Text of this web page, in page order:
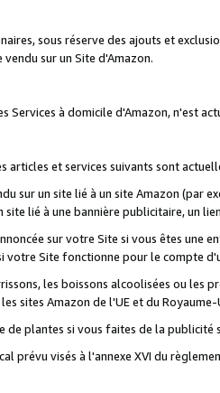
sous réserve des ajouts et
sur un Site d'Amazon.
Services à domicile d'Amazon, n'est
articles et services suivants sont
sur un site lié à un site Amazon (par
site lié à une bannière publicitaire, un
sur votre Site si vous êtes une
votre Site fonctionne pour le compte
les boissons alcoolisées ou les
sites Amazon de l'UE et du Royaume-
de plantes si vous faites de la publicité
prévu visés à l'annexe XVI du